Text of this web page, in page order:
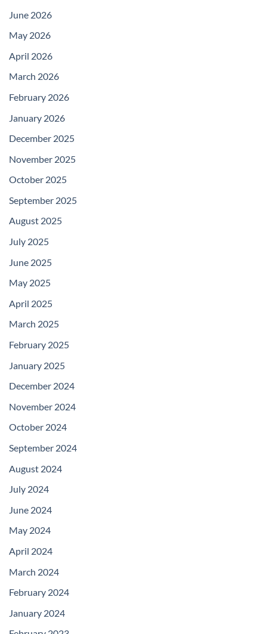
June 2026
May 2026
April 2026
March 2026
February 2026
January 2026
December 2025
November 2025
October 2025
September 2025
August 2025
July 2025
June 2025
May 2025
April 2025
March 2025
February 2025
January 2025
December 2024
November 2024
October 2024
September 2024
August 2024
July 2024
June 2024
May 2024
April 2024
March 2024
February 2024
January 2024